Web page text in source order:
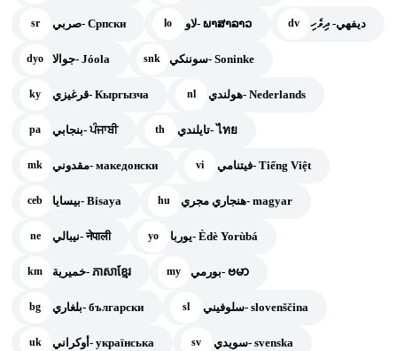
sr صربي- Српски lo لاو- ພາສາລາວ dv ديفهي- ދިވެހި
dyo جوالا- Jóola snk سوننكي- Soninke
ky قرغيزي- Кыргызча nl هولندي- Nederlands
pa بنجابي- ਪੰਜਾਬੀ th تايلندي- ไทย
mk مقدوني- македонски vi فيتنامي- Tiếng Việt
ceb بيسايا- Bisaya hu هنجاري مجري- magyar
ne نيبالي- नेपाली yo يوربا- Èdè Yorùbá
km خميرية- ភាសាខ្មែរ my بورمي- ဗမာ
bg بلغاري- български sl سلوفيني- slovenščina
uk أوكراني- українська sv سويدي- svenska